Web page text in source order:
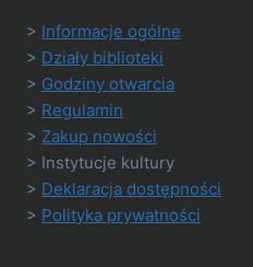
> Informacje ogólne
> Działy biblioteki
> Godziny otwarcia
> Regulamin
> Zakup nowości
> Instytucje kultury
> Deklaracja dostępności
> Polityka prywatności